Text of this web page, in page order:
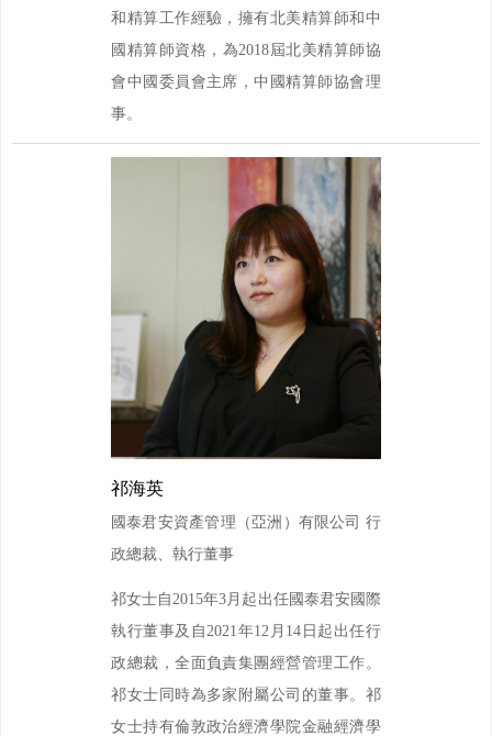
祁海英
國泰君安資產管理（亞洲）有限公司 行
政總裁、執行董事
祁女士自2015年3月起出任國泰君安國際
執行董事及自2021年12月14日起出任行
政總裁，全面負責集團經營管理工作。
祁女士同時為多家附屬公司的董事。祁
女士持有倫敦政治經濟學院金融經濟學
和精算工作經驗，擁有北美精算師和中
國精算師資格，為2018屆北美精算師協
會中國委員會主席，中國精算師協會理
事。